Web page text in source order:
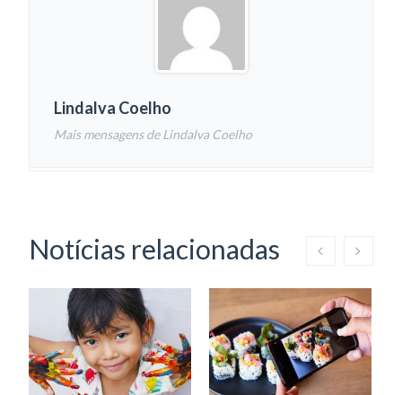
Lindalva Coelho
Mais mensagens de Lindalva Coelho
Notícias relacionadas